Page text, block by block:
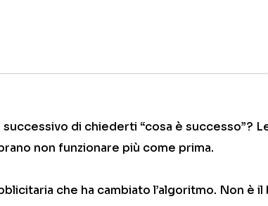
di chiederti “cosa è successo”?
non funzionare più come prima.
che ha cambiato l’algoritmo. Non è